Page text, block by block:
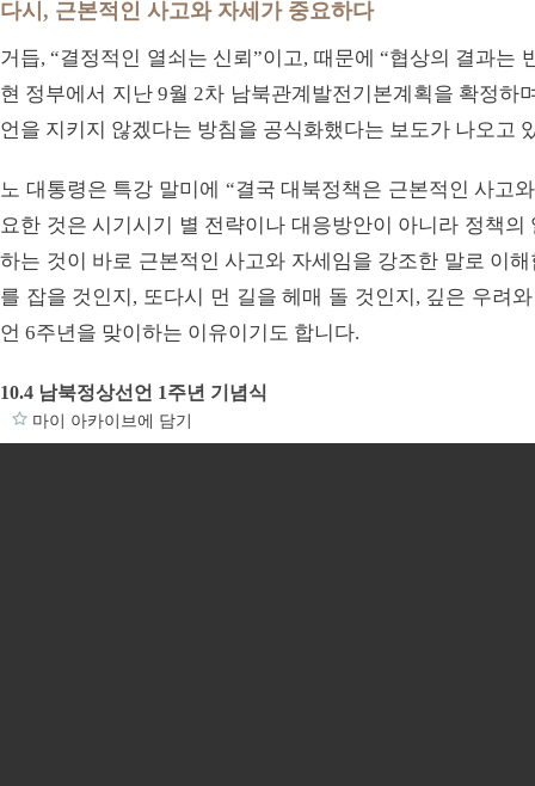
다시, 근본적인 사고와 자세가 중요하다
거듭, “결정적인 열쇠는 신뢰”이고, 때문에 “협상의 결과는
현 정부에서 지난 9월 2차 남북관계발전기본계획을 확정하
언을 지키지 않겠다는 방침을 공식화했다는 보도가 나오고
노 대통령은 특강 말미에 “결국 대북정책은 근본적인 사고
요한 것은 시기시기 별 전략이나 대응방안이 아니라 정책
하는 것이 바로 근본적인 사고와 자세임을 강조한 말로 이
를 잡을 것인지, 또다시 먼 길을 헤매 돌 것인지, 깊은 우려
언 6주년을 맞이하는 이유이기도 합니다.
10.4 남북정상선언 1주년 기념식
마이 아카이브에 담기